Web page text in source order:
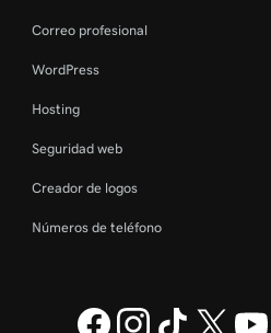
Correo profesional
WordPress
Hosting
Seguridad web
Creador de logos
Números de teléfono